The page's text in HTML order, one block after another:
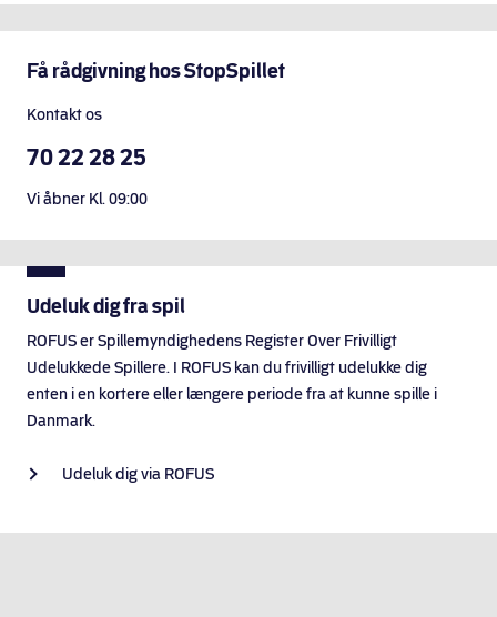
Behandlingscenter
Center for
Ludomani
Klinik for
Ludomani,
AMK, OUH
Mindwork
Få rådgivning hos StopSpillet
Kontakt os
70 22 28 25
Vi åbner Kl.09:00
Udeluk dig fra spil
ROFUS er Spillemyndighedens Register Over Frivilligt
Udelukkede Spillere. I ROFUS kan du frivilligt udelukke dig
enten i en kortere eller længere periode fra at kunne spille i
Danmark.
Udeluk dig via ROFUS